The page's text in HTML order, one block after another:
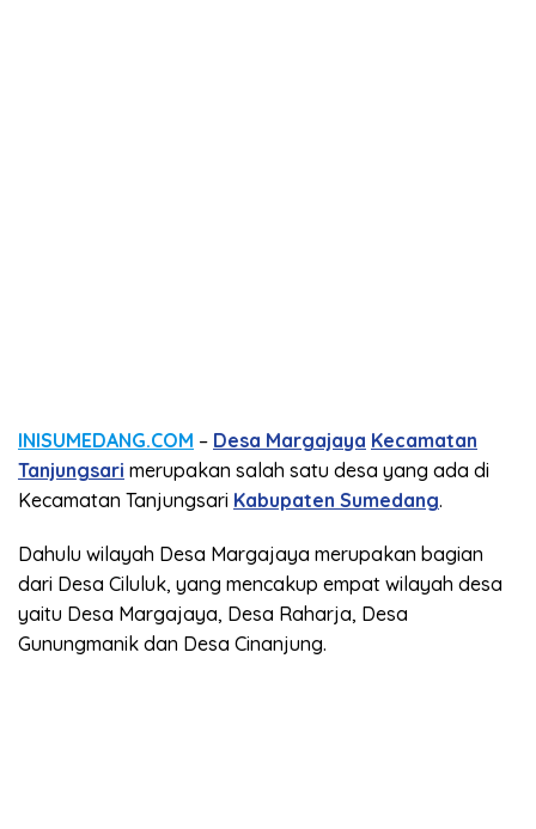
INISUMEDANG.COM – Desa Margajaya Kecamatan
Tanjungsari merupakan salah satu desa yang ada di
Kecamatan Tanjungsari Kabupaten Sumedang.
Dahulu wilayah Desa Margajaya merupakan bagian
dari Desa Ciluluk, yang mencakup empat wilayah desa
yaitu Desa Margajaya, Desa Raharja, Desa
Gunungmanik dan Desa Cinanjung.